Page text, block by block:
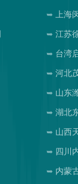
上海
江苏
台湾
河北
山东
湖北
山西
四川
内蒙